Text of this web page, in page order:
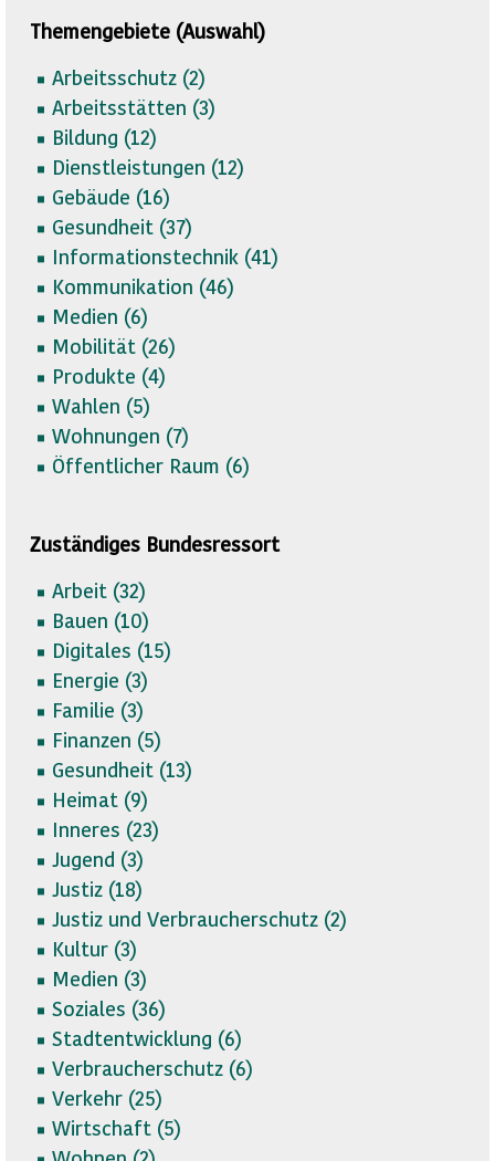
Themengebiete (Auswahl)
Arbeitsschutz (2)
Arbeitsstätten (3)
Bildung (12)
Dienstleistungen (12)
Gebäude (16)
Gesundheit (37)
Informationstechnik (41)
Kommunikation (46)
Medien (6)
Mobilität (26)
Produkte (4)
Wahlen (5)
Wohnungen (7)
Öffentlicher Raum (6)
Zuständiges Bundesressort
Arbeit (32)
Bauen (10)
Digitales (15)
Energie (3)
Familie (3)
Finanzen (5)
Gesundheit (13)
Heimat (9)
Inneres (23)
Jugend (3)
Justiz (18)
Justiz und Verbraucherschutz (2)
Kultur (3)
Medien (3)
Soziales (36)
Stadtentwicklung (6)
Verbraucherschutz (6)
Verkehr (25)
Wirtschaft (5)